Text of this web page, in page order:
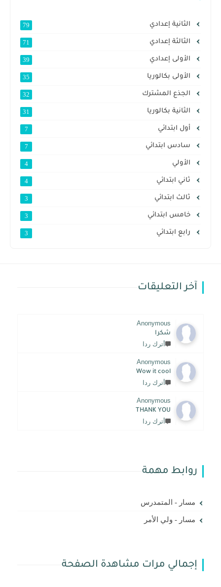
الثانية إعدادي 79
الثالثة إعدادي 71
الأولى إعدادي 39
الأولى بكالوريا 35
الجذع المشترك 32
الثانية بكالوريا 31
أول ابتدائي 7
سادس ابتدائي 7
الأولي 4
ثاني ابتدائي 4
ثالث ابتدائي 3
خامس ابتدائي 3
رابع ابتدائي 3
آخر التعليقات
Anonymous
شكرا
أترك ردا
Anonymous
Wow it cool
أترك ردا
Anonymous
THANK YOU
أترك ردا
روابط مهمة
مسار - المتمدرس
مسار - ولي الأمر
إجمالي مرات مشاهدة الصفحة